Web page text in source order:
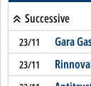
Successive
23/11 Gara
23/11